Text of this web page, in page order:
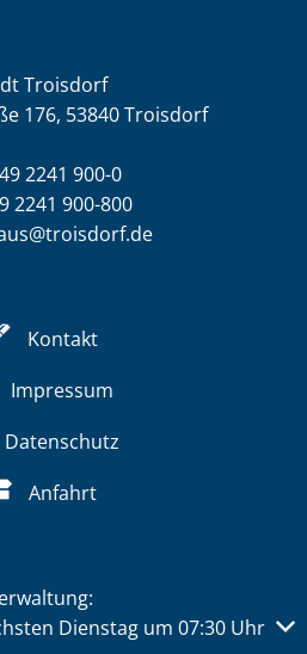
Troisdorf
176, 53840 Troisdorf
2241 900-0
2241 900-800
Kontakt
Impressum
Datenschutz
Anfahrt
oder Schließzeiten
Dienstag um 07:30 Uhr